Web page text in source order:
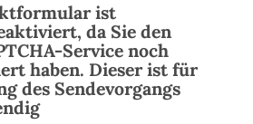
ist
da Sie den
Service noch
haben. Dieser ist für
des Sendevorgangs